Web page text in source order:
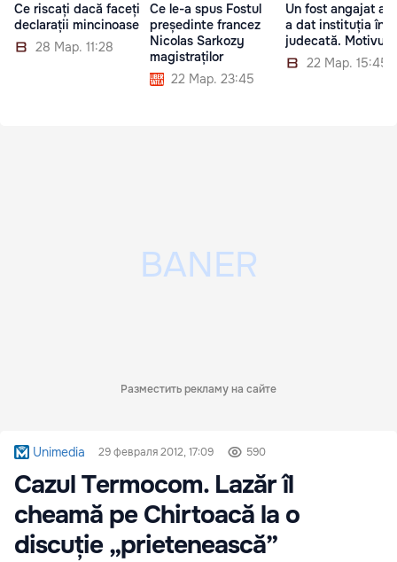
Ce riscați dacă faceți
declarații mincinoase
28 Мар. 11:28
Ce le-a spus Fostul
președinte francez
Nicolas Sarkozy
magistraților
22 Мар. 23:45
Un fost angajat al
a dat instituția în
judecată. Motivul
22 Мар. 15:45
Разместить рекламу на сайте
Unimedia 29 февраля 2012, 17:09 590
Cazul Termocom. Lazăr îl
cheamă pe Chirtoacă la o
discuție „prietenească”